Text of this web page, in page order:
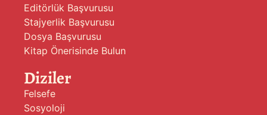
Editörlük Başvurusu
Stajyerlik Başvurusu
Dosya Başvurusu
Kitap Önerisinde Bulun
Diziler
Felsefe
Sosyoloji